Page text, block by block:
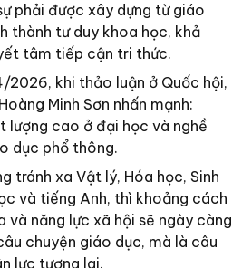
phải được xây dựng từ giáo
thành tư duy khoa học, khả
tâm tiếp cận tri thức.
2026, khi thảo luận ở Quốc hội,
Minh Sơn nhấn mạnh:
lượng cao ở đại học và nghề
dục phổ thông.
tránh xa Vật lý, Hóa học, Sinh
và tiếng Anh, thì khoảng cách
và năng lực xã hội sẽ ngày càng
chuyện giáo dục, mà là câu
lực tương lai.